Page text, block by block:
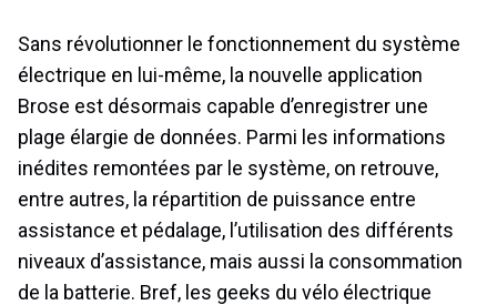
Sans révolutionner le fonctionnement du système
électrique en lui-même, la nouvelle application
Brose est désormais capable d’enregistrer une
plage élargie de données. Parmi les informations
inédites remontées par le système, on retrouve,
entre autres, la répartition de puissance entre
assistance et pédalage, l’utilisation des différents
niveaux d’assistance, mais aussi la consommation
de la batterie. Bref, les geeks du vélo électrique